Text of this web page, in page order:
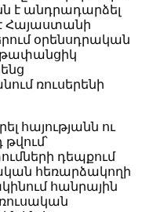
է անդրադարձել
է Հայաստանի
օրենսդրական
թափանցիկ
ռուսերենի
հայությանն ու
դեպքում
հեռարձակողի
հանրային